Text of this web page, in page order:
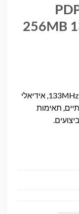
256MB
זיכרון SDRAM בנפח 256MB במהירות 133MHz, אידיאלי
שבבים איכותיים, תאימות